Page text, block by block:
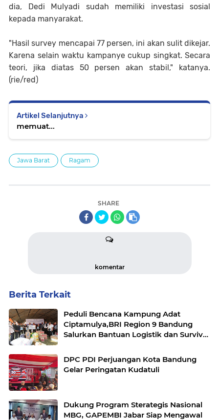
dia, Dedi Mulyadi sudah memiliki investasi sosial
kepada manyarakat.
"Hasil survey mencapai 77 persen, ini akan sulit dikejar.
Karena selain waktu kampanye cukup singkat. Secara
teori, jika diatas 50 persen akan stabil," katanya.
(rie/red)
Artikel Selanjutnya
memuat...
Jawa Barat Ragam
SHARE
komentar
Berita Terkait
Peduli Bencana Kampung Adat
Ciptamulya,BRI Region 9 Bandung
Salurkan Bantuan Logistik dan Survival
DPC PDI Perjuangan Kota Bandung
Gelar Peringatan Kudatuli
Dukung Program Sterategis Nasional
MBG, GAPEMBI Jabar Siap Mengawal